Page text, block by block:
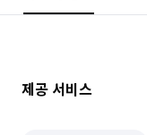
제공 서비스